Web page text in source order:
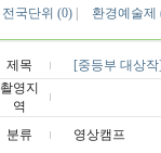
전국단위 (0) 환경예술제
제목
[중등부 대상
촬영지
역
분류 영상캠프